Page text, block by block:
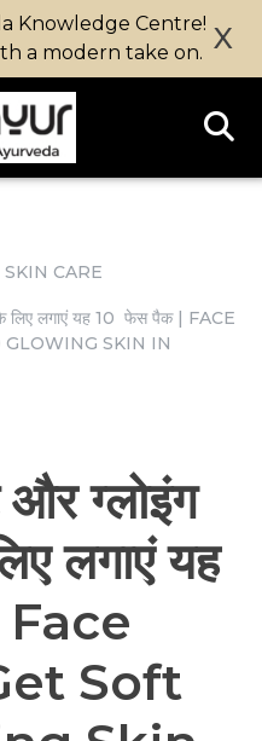
Knowledge Centre!
a modern take on. X
SKIN CARE
के लिए लगाएं यह 10 फेस पैक | FACE
GLOWING SKIN IN
और ग्लोइंग
लगाएं यह
Soft